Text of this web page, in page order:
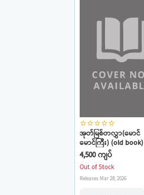
star_borderstar_borderstar_borderstar_borderstar_border
အုတ်မြစ်တလွှာ(မောင်
မောင်ကြီး) (old book)
4,500 ကျပ်
Out of Stock
Releases Mar 28, 2026